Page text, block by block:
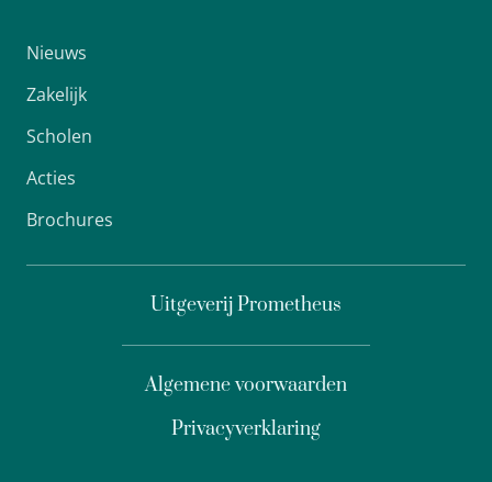
Nieuws
Zakelijk
Scholen
Acties
Brochures
Uitgeverij Prometheus
Privacyverklaring
Algemene voorwaarden